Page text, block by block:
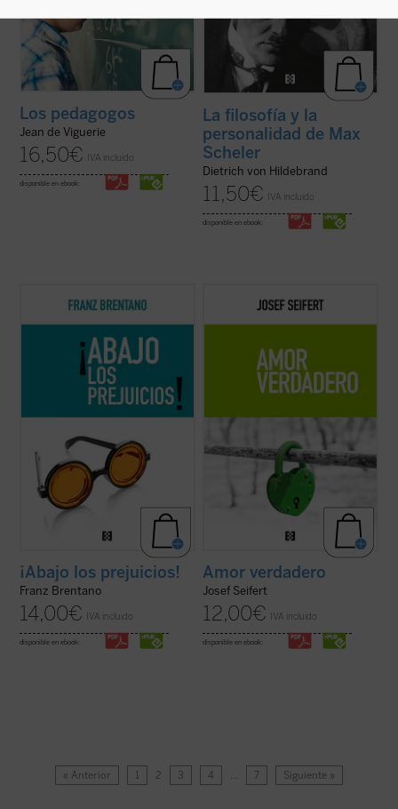
Los pedagogos
Jean de Viguerie
16,50€ IVA incluido
disponible en ebook:
La filosofía y la
personalidad de Max
Scheler
Dietrich von Hildebrand
11,50€ IVA incluido
disponible en ebook:
¡Abajo los prejuicios! , Brentano defiende
con inusitado vigor la posibilidad de una
apriorismos, que para Brentano equivalen
a meros prejuicios, son la filosofía ...
¡Abajo los prejuicios!
Franz Brentano
14,00€ IVA incluido
disponible en ebook:
A través de la observación, el autor intenta
precisar el ámbito propio del amor humano.
que cuestionan esa definición....
Amor verdadero
Josef Seifert
12,00€ IVA incluido
disponible en ebook:
« Anterior 1 2 3 4 … 7 Siguiente »